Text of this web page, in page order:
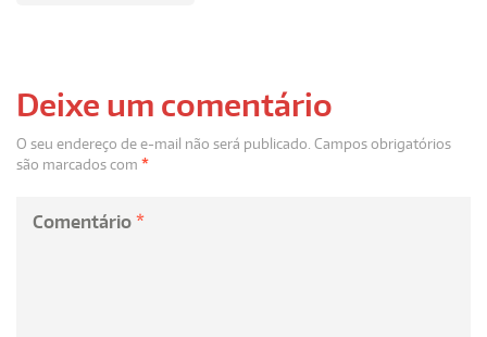
Deixe um comentário
O seu endereço de e-mail não será publicado. Campos obrigatórios
são marcados com *
Comentário *